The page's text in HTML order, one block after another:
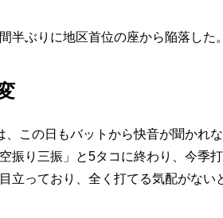
ぶりに地区首位の座から陥落した。
この日もバットから快音が聞かれ
振り三振」と5タコに終わり、今季
立っており、全く打てる気配がない